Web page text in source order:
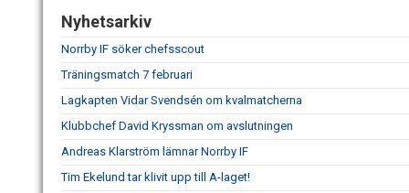
Nyhetsarkiv
Norrby IF söker chefsscout
Träningsmatch 7 februari
Lagkapten Vidar Svendsén om kvalmatcherna
Klubbchef David Kryssman om avslutningen
Andreas Klarström lämnar Norrby IF
Tim Ekelund tar klivit upp till A-laget!